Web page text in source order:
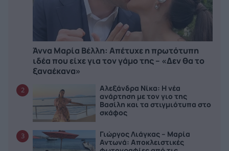
Άννα Μαρία Βέλλη: Απέτυχε η πρωτότυπη
ιδέα που είχε για τον γάμο της – «Δεν θα το
ξαναέκανα»
2
Αλεξάνδρα Νίκα: Η νέα
ανάρτηση με τον γιο της
Βασίλη και τα στιγμιότυπα στο
σκάφος
3
Γιώργος Λιάγκας – Μαρία
Αντωνά: Αποκλειστικές